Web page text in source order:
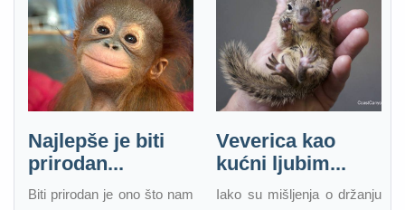
Najlepše je biti
prirodan...
Biti prirodan je ono što nam
Veverica kao
kućni ljubim...
Iako su mišljenja o držanju